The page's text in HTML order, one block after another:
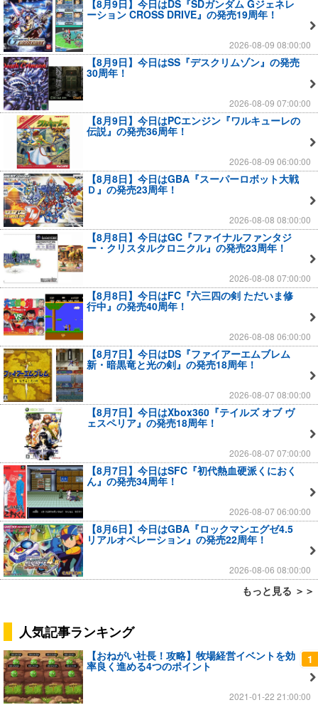
【8月9日】今日はDS『SDガンダム Gジェネレ
ーション CROSS DRIVE』の発売19周年！
2026-08-09 08:00:00
【8月9日】今日はSS『デスクリムゾン』の発売
30周年！
2026-08-09 07:00:00
【8月9日】今日はPCエンジン『ワルキューレの
伝説』の発売36周年！
2026-08-09 06:00:00
【8月8日】今日はGBA『スーパーロボット大戦
Ｄ』の発売23周年！
2026-08-08 08:00:00
【8月8日】今日はGC『ファイナルファンタジ
ー・クリスタルクロニクル』の発売23周年！
2026-08-08 07:00:00
【8月8日】今日はFC『六三四の剣 ただいま修
行中』の発売40周年！
2026-08-08 06:00:00
【8月7日】今日はDS『ファイアーエムブレム
新・暗黒竜と光の剣』の発売18周年！
2026-08-07 08:00:00
【8月7日】今日はXbox360『テイルズ オブ ヴ
ェスペリア』の発売18周年！
2026-08-07 07:00:00
【8月7日】今日はSFC『初代熱血硬派くにおく
ん』の発売34周年！
2026-08-07 06:00:00
【8月6日】今日はGBA『ロックマンエグゼ4.5
リアルオペレーション』の発売22周年！
2026-08-06 08:00:00
もっと見る ＞＞
人気記事ランキング
1
【おねがい社長！攻略】牧場経営イベントを効
率良く進める4つのポイント
2021-01-22 21:00:00